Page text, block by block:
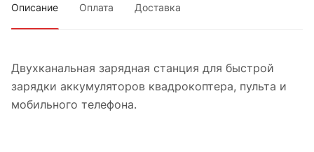
Описание Оплата Доставка
Двухканальная зарядная станция для быстрой
зарядки аккумуляторов квадрокоптера, пульта и
мобильного телефона.